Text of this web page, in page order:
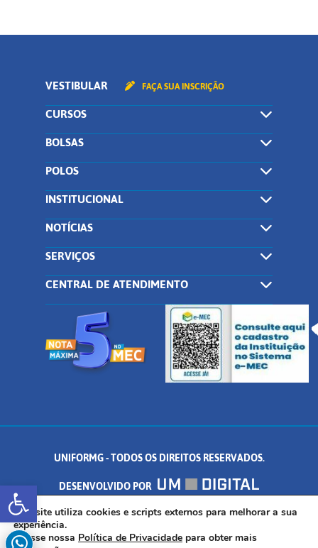
Abrir a barra de ferramentas
VESTIBULAR FAÇA SUA INSCRIÇÃO
CURSOS
BOLSAS
POLOS
INSTITUCIONAL
NOTÍCIAS
SERVIÇOS
CENTRAL DE ATENDIMENTO
UNIFORMG - TODOS OS DIREITOS RESERVADOS.
DESENVOLVIDO POR
AV. DR. ARNALDO DE SENNA, 328 - PALMEIRAS, FORMIGA/MG - CEP:
35.574.530
Este site utiliza cookies e scripts externos para melhorar a sua
experiência.
Acesse nossa Política de Privacidade para obter mais